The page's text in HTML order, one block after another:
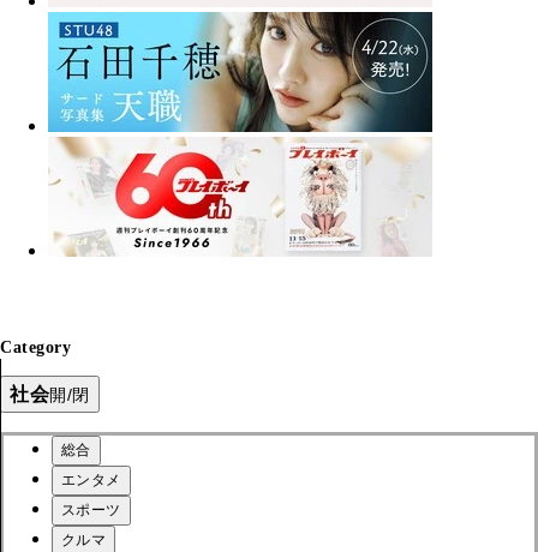
Category
社会開/閉
総合
エンタメ
スポーツ
クルマ